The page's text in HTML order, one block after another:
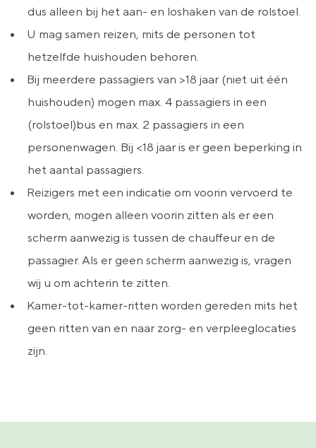
dus alleen bij het aan- en loshaken van de rolstoel.
U mag samen reizen, mits de personen tot
hetzelfde huishouden behoren.
Bij meerdere passagiers van >18 jaar (niet uit één
huishouden) mogen max. 4 passagiers in een
(rolstoel)bus en max. 2 passagiers in een
personenwagen. Bij <18 jaar is er geen beperking in
het aantal passagiers.
Reizigers met een indicatie om voorin vervoerd te
worden, mogen alleen voorin zitten als er een
scherm aanwezig is tussen de chauffeur en de
passagier. Als er geen scherm aanwezig is, vragen
wij u om achterin te zitten.
Kamer-tot-kamer-ritten worden gereden mits het
geen ritten van en naar zorg- en verpleeglocaties
zijn.